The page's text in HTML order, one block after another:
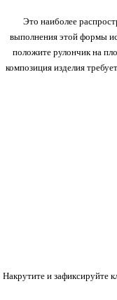
Это наиболее
выполнения этой формы
положите рулончик на
композиция изделия
Накрутите и зафиксируйте